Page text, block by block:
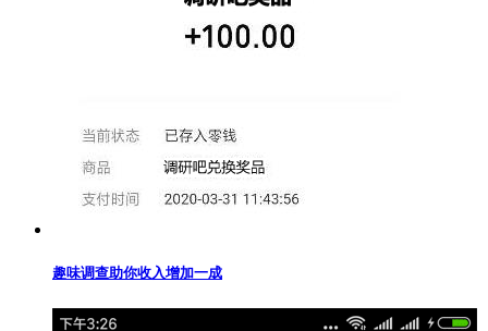
趣味调查助你收入增加一成